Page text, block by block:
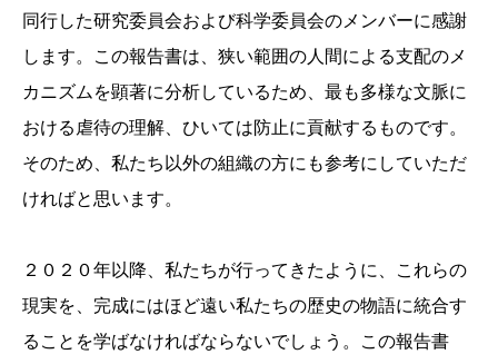
同行した研究委員会および科学委員会のメンバーに感謝
します。この報告書は、狭い範囲の人間による支配のメ
カニズムを顕著に分析しているため、最も多様な文脈に
おける虐待の理解、ひいては防止に貢献するものです。
そのため、私たち以外の組織の方にも参考にしていただ
ければと思います。
２０２０年以降、私たちが行ってきたように、これらの
現実を、完成にはほど遠い私たちの歴史の物語に統合す
ることを学ばなければならないでしょう。この報告書